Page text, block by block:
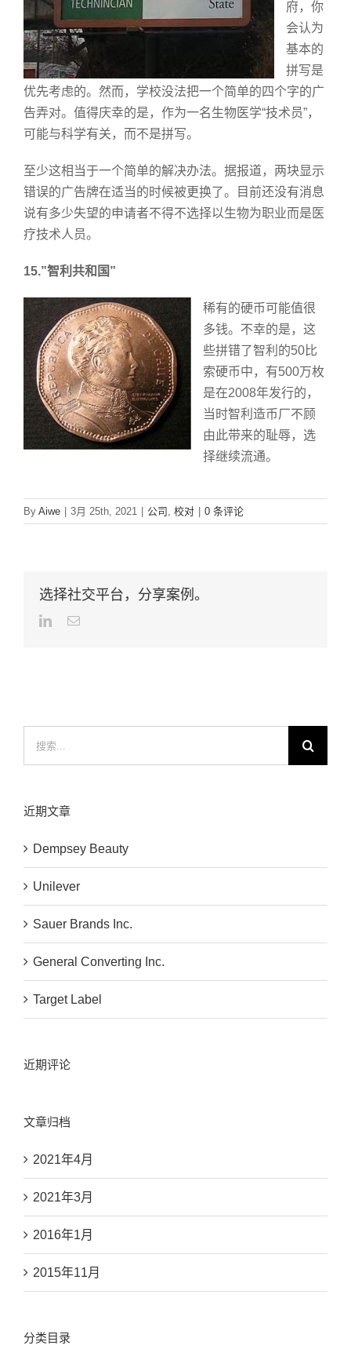
府，你
会认为
基本的
拼写是
优先考虑的。然而，学校没法把一个简单的四个字的广
告弄对。值得庆幸的是，作为一名生物医学“技术员”，
可能与科学有关，而不是拼写。
至少这相当于一个简单的解决办法。据报道，两块显示
错误的广告牌在适当的时候被更换了。目前还没有消息
说有多少失望的申请者不得不选择以生物为职业而是医
疗技术人员。
15.”智利共和国”
稀有的硬币可能值很
多钱。不幸的是，这
些拼错了智利的50比
索硬币中，有500万枚
是在2008年发行的，
当时智利造币厂不顾
由此带来的耻辱，选
择继续流通。
By Aiwe 3月 25th, 2021 公司 , 校对 0 条评论
选择社交平台，分享案例。
LinkedInEmail
近期文章
Dempsey Beauty
Unilever
Sauer Brands Inc.
General Converting Inc.
Target Label
近期评论
文章归档
2021年4月
2021年3月
2016年1月
2015年11月
分类目录